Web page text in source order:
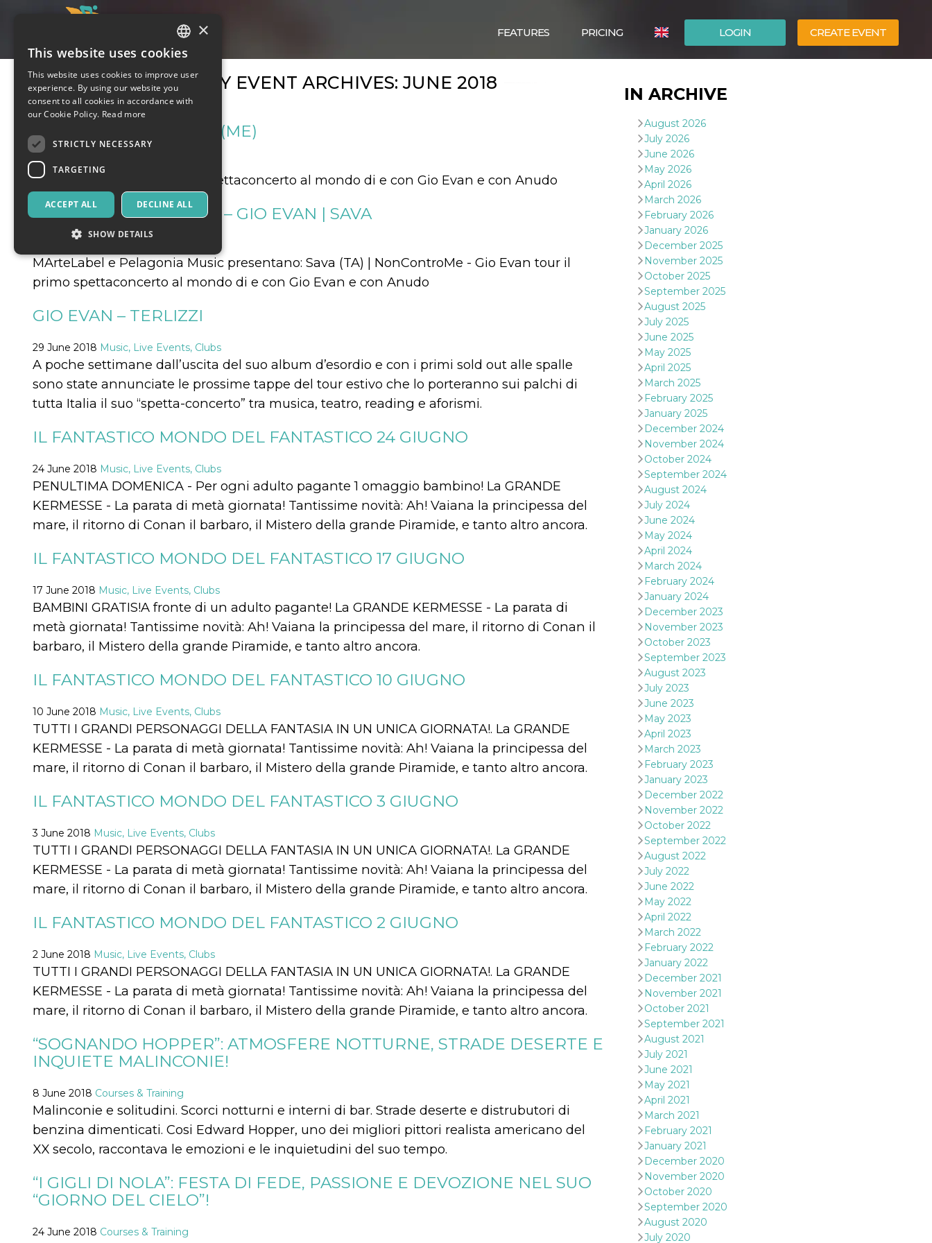
LOGIN CREATE EVENT
ESPAÑOL
FEATURES PRICING
MONTHLY EVENT ARCHIVES:JUNE 2018
GIO EVAN | TAORMINA (ME)
24 June 2018
NON CONTRO ME il primo Spettaconcerto al mondo di e con Gio Evan e con Anudo
APRI LE ORECCHIETTE – GIO EVAN | SAVA
Music, Live Events, Clubs
MArteLabel e Pelagonia Music presentano: Sava (TA) | NonControMe - Gio Evan tour il
primo spettaconcerto al mondo di e con Gio Evan e con Anudo
GIO EVAN – TERLIZZI
29 June 2018 Music, Live Events, Clubs
A poche settimane dall’uscita del suo album d’esordio e con i primi sold out alle spalle
sono state annunciate le prossime tappe del tour estivo che lo porteranno sui palchi di
tutta Italia il suo “spetta-concerto” tra musica, teatro, reading e aforismi.
IL FANTASTICO MONDO DEL FANTASTICO 24 GIUGNO
24 June 2018 Music, Live Events, Clubs
PENULTIMA DOMENICA - Per ogni adulto pagante 1 omaggio bambino! La GRANDE
KERMESSE - La parata di metà giornata! Tantissime novità: Ah! Vaiana la principessa del
mare, il ritorno di Conan il barbaro, il Mistero della grande Piramide, e tanto altro ancora.
IL FANTASTICO MONDO DEL FANTASTICO 17 GIUGNO
17 June 2018 Music, Live Events, Clubs
BAMBINI GRATIS!A fronte di un adulto pagante! La GRANDE KERMESSE - La parata di
metà giornata! Tantissime novità: Ah! Vaiana la principessa del mare, il ritorno di Conan il
barbaro, il Mistero della grande Piramide, e tanto altro ancora.
IL FANTASTICO MONDO DEL FANTASTICO 10 GIUGNO
10 June 2018 Music, Live Events, Clubs
TUTTI I GRANDI PERSONAGGI DELLA FANTASIA IN UN UNICA GIORNATA!. La GRANDE
KERMESSE - La parata di metà giornata! Tantissime novità: Ah! Vaiana la principessa del
mare, il ritorno di Conan il barbaro, il Mistero della grande Piramide, e tanto altro ancora.
IL FANTASTICO MONDO DEL FANTASTICO 3 GIUGNO
3 June 2018 Music, Live Events, Clubs
TUTTI I GRANDI PERSONAGGI DELLA FANTASIA IN UN UNICA GIORNATA!. La GRANDE
KERMESSE - La parata di metà giornata! Tantissime novità: Ah! Vaiana la principessa del
mare, il ritorno di Conan il barbaro, il Mistero della grande Piramide, e tanto altro ancora.
IL FANTASTICO MONDO DEL FANTASTICO 2 GIUGNO
2 June 2018 Music, Live Events, Clubs
TUTTI I GRANDI PERSONAGGI DELLA FANTASIA IN UN UNICA GIORNATA!. La GRANDE
KERMESSE - La parata di metà giornata! Tantissime novità: Ah! Vaiana la principessa del
mare, il ritorno di Conan il barbaro, il Mistero della grande Piramide, e tanto altro ancora.
“SOGNANDO HOPPER”: ATMOSFERE NOTTURNE, STRADE DESERTE E
INQUIETE MALINCONIE!
8 June 2018 Courses & Training
Malinconie e solitudini. Scorci notturni e interni di bar. Strade deserte e distrubutori di
benzina dimenticati. Cosi Edward Hopper, uno dei migliori pittori realista americano del
XX secolo, raccontava le emozioni e le inquietudini del suo tempo.
“I GIGLI DI NOLA”: FESTA DI FEDE, PASSIONE E DEVOZIONE NEL SUO
“GIORNO DEL CIELO”!
24 June 2018 Courses & Training
IN ARCHIVE
August 2026
July 2026
June 2026
May 2026
April 2026
March 2026
February 2026
January 2026
December 2025
November 2025
October 2025
September 2025
August 2025
July 2025
June 2025
May 2025
April 2025
March 2025
February 2025
January 2025
December 2024
November 2024
October 2024
September 2024
August 2024
July 2024
June 2024
May 2024
April 2024
March 2024
February 2024
January 2024
December 2023
November 2023
October 2023
September 2023
August 2023
July 2023
June 2023
May 2023
April 2023
March 2023
February 2023
January 2023
December 2022
November 2022
October 2022
September 2022
August 2022
July 2022
June 2022
May 2022
April 2022
March 2022
February 2022
January 2022
December 2021
November 2021
October 2021
September 2021
August 2021
July 2021
June 2021
May 2021
April 2021
March 2021
February 2021
January 2021
December 2020
November 2020
October 2020
September 2020
August 2020
July 2020
ITALIAN
ENGLISH
SPANISH
×
This website uses cookies
This website uses cookies to improve user
experience. By using our website you
consent to all cookies in accordance with
our Cookie Policy. Read more
STRICTLY NECESSARY
TARGETING
ACCEPT ALL DECLINE ALL
SHOW DETAILS
Strictly necessary Targeting
Strictly necessary cookies allow core website
functionality such as user login and account
properly without strictly necessary cookies.
Name
Provider /
Expiration Description
Inc.
This cookie
is used by
service to
identify
security
restrictions
based on
the visitor's
IP address. It
is essential
website's
against
malicious
visitors.
wordpress_test_cookie
Automattic
Session
Used on
Wordpress.
Tests
cookies
enabled
PHPSESSID
PHP.net
oooh.events
Session
Cookie
generated
by
based on
the PHP
identifier
maintain
user session
variables. It
generated
number,
the site, but
a good
example is
maintaining
a logged-in
status for a
between
pages.
m
Stripe
1 year 1
and
optimization
of payment
processing
services,
facilitating
the browser
CookieScriptConsent
CookieScript